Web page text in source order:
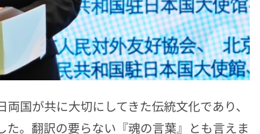
国が共に大切にしてきた伝統文化であり、
。翻訳の要らない『魂の言葉』とも言えま